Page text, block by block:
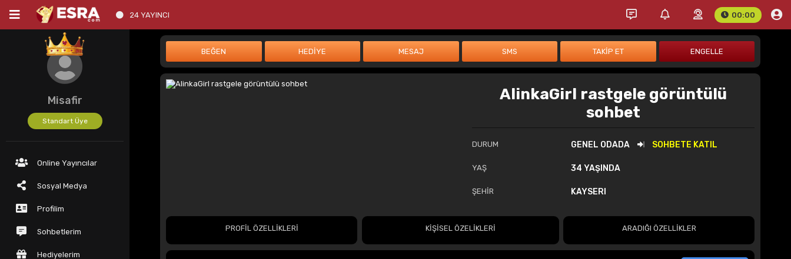
24 YAYINCI 00:00
Misafir
Standart Üye
Online Yayıncılar
Sosyal Medya
Profilim
Sohbetlerim
Hediyelerim
AlinkaGirl rastgele görüntülü
sohbet
DURUM GENEL ODADA SOHBETE KATIL
YAŞ 34 YAŞINDA
ŞEHİR KAYSERI
PROFİL ÖZELLİKLERİ KİŞİSEL ÖZELİKLERİ ARADIĞI ÖZELLİKLER